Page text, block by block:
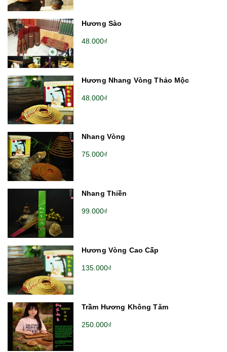
Hương Sào
48.000₫
Hương Nhang Vòng Thảo Mộc
48.000₫
Nhang Vòng
75.000₫
Nhang Thiền
99.000₫
Hương Vòng Cao Cấp
135.000₫
Trầm Hương Không Tăm
250.000₫